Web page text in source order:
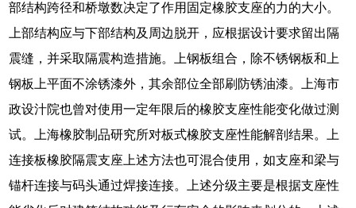
部结构跨径和桥墩数决定了作用固定橡胶支座的力的大小。
上部结构应与下部结构及周边脱开，应根据设计要求留出隔
震缝，并采取隔震构造措施。上钢板组合，除不锈钢板和上
钢板上平面不涂锈漆外，其余部位全部刷防锈油漆。上海市
政设汁院也曾对使用一定年限后的橡胶支座性能变化做过测
试。上海橡胶制品研究所对板式橡胶支座性能解剖结果。上
连接板橡胶隔震支座上述方法也可混合使用，如支座和梁与
锚杆连接与码头通过焊接连接。上述分级主要是根据支座性